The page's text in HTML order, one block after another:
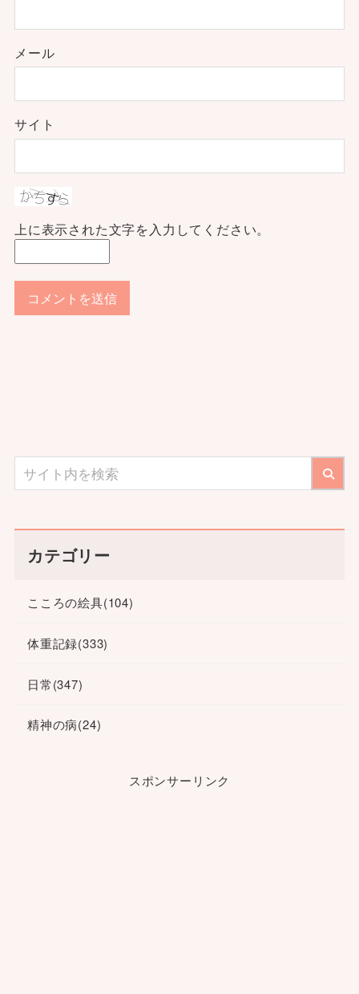
メール
サイト
上に表示された文字を入力してください。
カテゴリー
こころの絵具(104)
体重記録(333)
日常(347)
精神の病(24)
スポンサーリンク